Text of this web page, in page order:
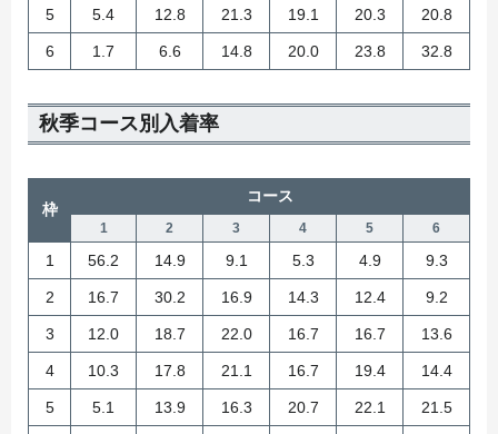
5 5.4 12.8 21.3 19.1 20.3 20.8
6 1.7 6.6 14.8 20.0 23.8 32.8
秋季コース別入着率
枠
コース
1 2 3 4 5 6
1 56.2 14.9 9.1 5.3 4.9 9.3
2 16.7 30.2 16.9 14.3 12.4 9.2
3 12.0 18.7 22.0 16.7 16.7 13.6
4 10.3 17.8 21.1 16.7 19.4 14.4
5 5.1 13.9 16.3 20.7 22.1 21.5